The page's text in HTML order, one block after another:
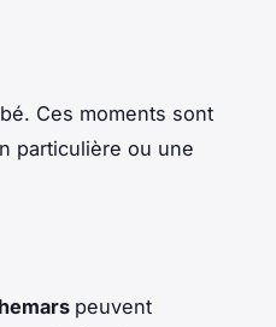
Ces moments sont
particulière ou une
peuvent